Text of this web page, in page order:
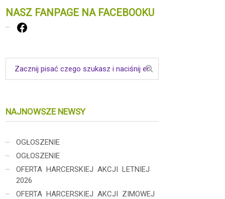
NASZ FANPAGE NA FACEBOOKU
NAJNOWSZE NEWSY
OGŁOSZENIE
OGŁOSZENIE
OFERTA HARCERSKIEJ AKCJI LETNIEJ
2026
OFERTA HARCERSKIEJ AKCJI ZIMOWEJ